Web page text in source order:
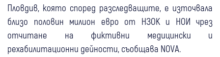
Пловдив, която според разследващите, е източвала
близо половин милион евро от НЗОК и НОИ чрез
отчитане на фиктивни медицински и
рехабилитационни дейности, съобщaва NOVA.